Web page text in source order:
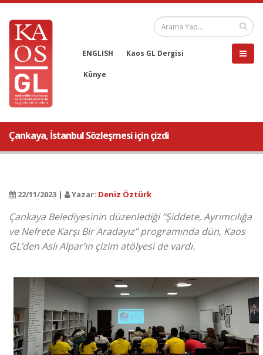
ENGLISH Kaos GL Dergisi
Künye
Çankaya, İstanbul Sözleşmesi için çizdi
22/11/2023 | Yazar: Deniz Öztürk
Çankaya Belediyesinin düzenlediği “Şiddete, Ayrımcılığa
ve Nefrete Karşı Bir Aradayız” programında dün, Kaos
GL’den Aslı Alpar’ın çizim atölyesi de vardı.